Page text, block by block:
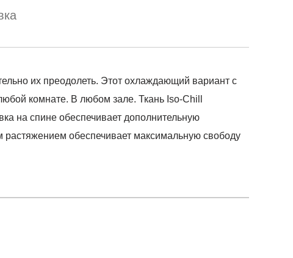
их преодолеть. Этот охлаждающий вариант с
комнате. В любом зале. Ткань Iso-Chill
на спине обеспечивает дополнительную
растяжением обеспечивает максимальную свободу